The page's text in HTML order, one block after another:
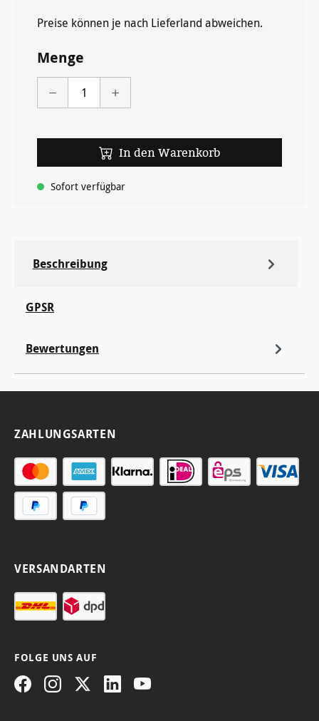
Preise können je nach Lieferland abweichen.
Menge
In den Warenkorb
Sofort verfügbar
Beschreibung
GPSR
Bewertungen
ZAHLUNGSARTEN
VERSANDARTEN
FOLGE UNS AUF